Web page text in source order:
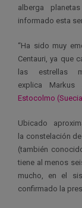
alberga
informado esta
“Ha sido muy
Centauri, ya que
las estrellas
explica
Estocolmo
Ubicado
la constelación
(también
tiene al menos
mucho, en el
confirmado la